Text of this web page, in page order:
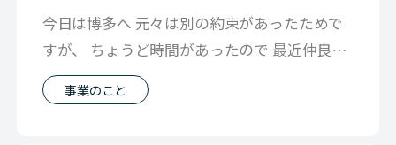
今日は博多へ 元々は別の約束があったためで
すが、 ちょうど時間があったので 最近仲良く
させていただいてる社長の 話を聞き
事業のこと